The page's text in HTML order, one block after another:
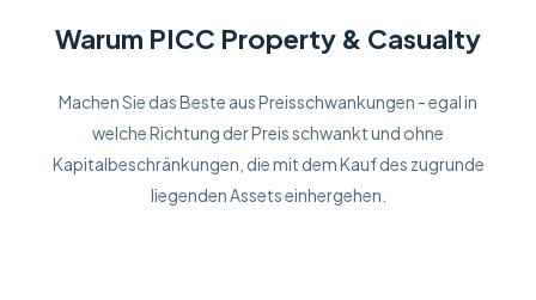
Warum PICC Property & Casualty
Machen Sie das Beste aus Preisschwankungen - egal in
welche Richtung der Preis schwankt und ohne
Kapitalbeschränkungen, die mit dem Kauf des zugrunde
liegenden Assets einhergehen.